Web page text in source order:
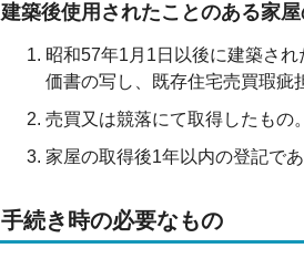
建築後使用されたことのある家
昭和57年1月1日以後に建築さ
価書の写し、既存住宅売買瑕疵
売買又は競落にて取得したもの。
家屋の取得後1年以内の登記であ
手続き時の必要なもの